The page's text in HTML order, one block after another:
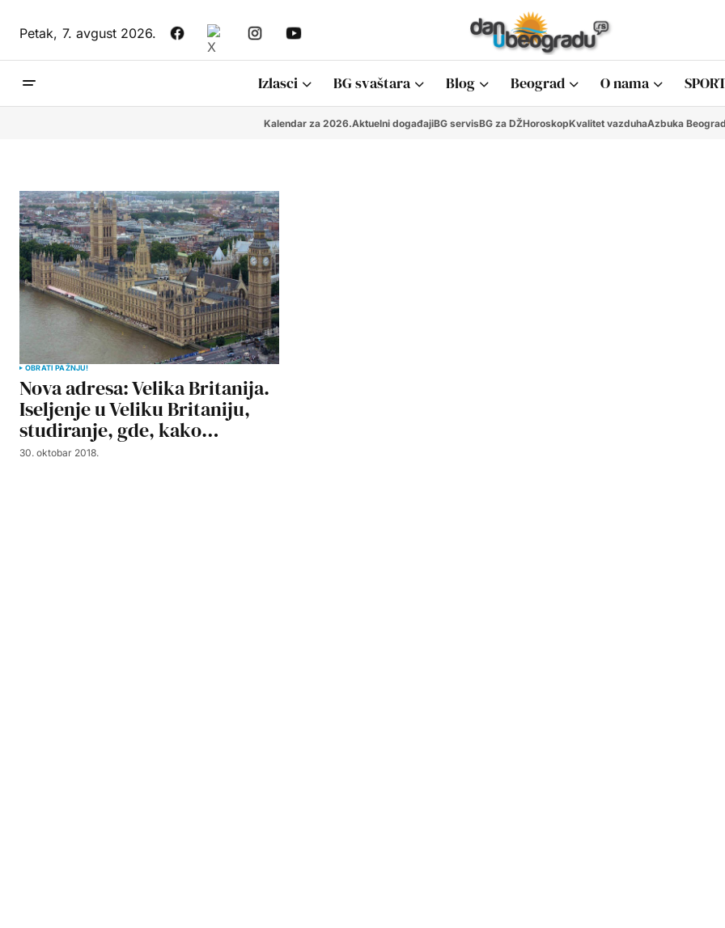
Petak,7. avgust 2026.
Izlasci BG svaštara Blog Beograd O nama
Kalendar za 2026.Aktuelni događajiBG servisBG za DŽHoroskopKvalitet vazduhaAzbuka
OBRATI PAŽNJU!
Nova adresa: Velika Britanija.
Iseljenje u Veliku Britaniju,
studiranje, gde, kako…
30. oktobar 2018.